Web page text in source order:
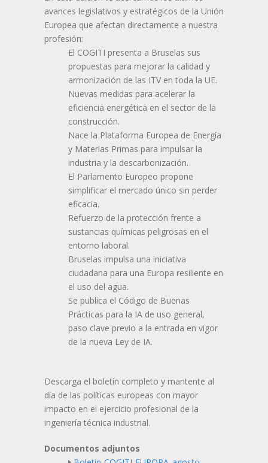
avances legislativos y estratégicos de la Unión
Europea que afectan directamente a nuestra
profesión:
El COGITI presenta a Bruselas sus
propuestas para mejorar la calidad y
armonización de las ITV en toda la UE.
Nuevas medidas para acelerar la
eficiencia energética en el sector de la
construcción.
Nace la Plataforma Europea de Energía
y Materias Primas para impulsar la
industria y la descarbonización.
El Parlamento Europeo propone
simplificar el mercado único sin perder
eficacia.
Refuerzo de la protección frente a
sustancias químicas peligrosas en el
entorno laboral.
Bruselas impulsa una iniciativa
ciudadana para una Europa resiliente en
el uso del agua.
Se publica el Código de Buenas
Prácticas para la IA de uso general,
paso clave previo a la entrada en vigor
de la nueva Ley de IA.
Descarga el boletín completo y mantente al
día de las políticas europeas con mayor
impacto en el ejercicio profesional de la
ingeniería técnica industrial.
Documentos adjuntos